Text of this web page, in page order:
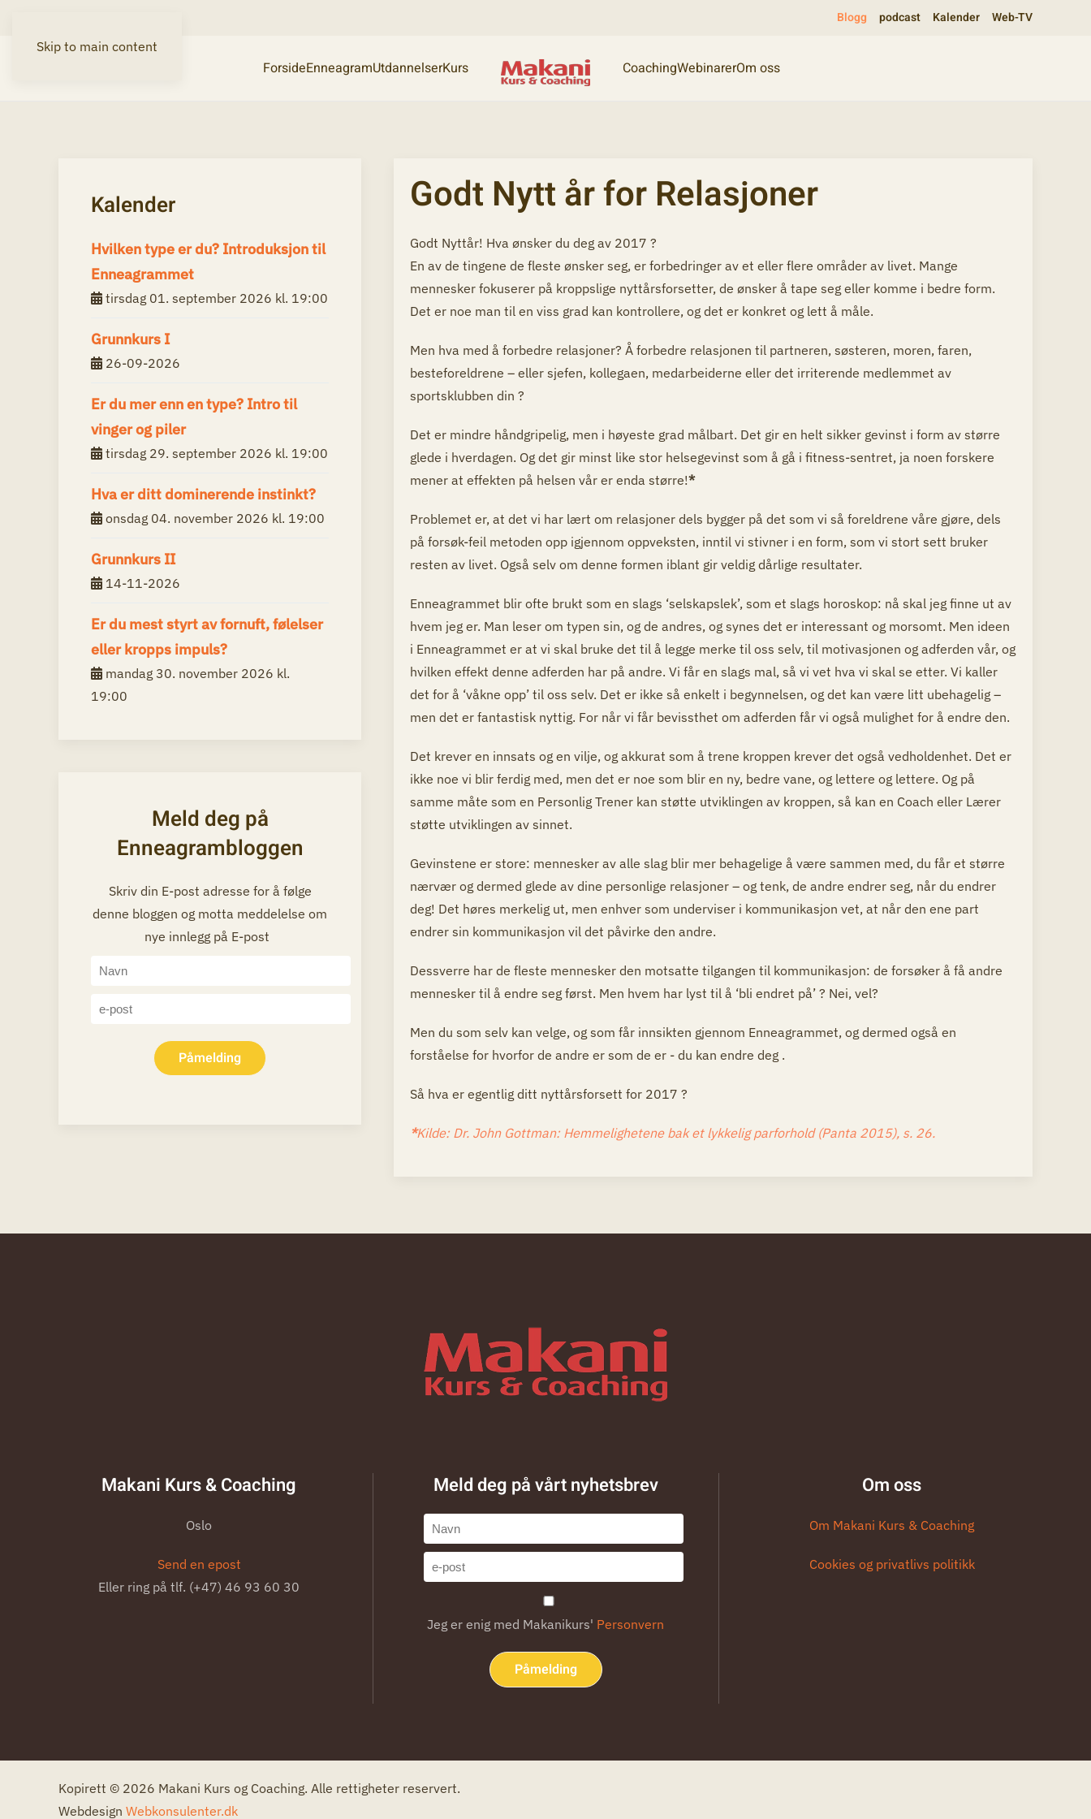
Skip to main content
Blogg podcast Kalender Web-TV
ForsideEnneagramUtdannelserKurs CoachingWebinarerOm oss
Godt Nytt år for Relasjoner
Godt Nyttår! Hva ønsker du deg av 2017 ?
En av de tingene de fleste ønsker seg, er forbedringer av et eller flere områder av livet. Mange
mennesker fokuserer på kroppslige nyttårsforsetter, de ønsker å tape seg eller komme i bedre form.
Det er noe man til en viss grad kan kontrollere, og det er konkret og lett å måle.
Men hva med å forbedre relasjoner? Å forbedre relasjonen til partneren, søsteren, moren, faren,
besteforeldrene – eller sjefen, kollegaen, medarbeiderne eller det irriterende medlemmet av
sportsklubben din ?
Det er mindre håndgripelig, men i høyeste grad målbart. Det gir en helt sikker gevinst i form av større
glede i hverdagen. Og det gir minst like stor helsegevinst som å gå i fitness-sentret, ja noen forskere
mener at effekten på helsen vår er enda større!*
Problemet er, at det vi har lært om relasjoner dels bygger på det som vi så foreldrene våre gjøre, dels
på forsøk-feil metoden opp igjennom oppveksten, inntil vi stivner i en form, som vi stort sett bruker
resten av livet. Også selv om denne formen iblant gir veldig dårlige resultater.
Enneagrammet blir ofte brukt som en slags ‘selskapslek’, som et slags horoskop: nå skal jeg finne ut av
hvem jeg er. Man leser om typen sin, og de andres, og synes det er interessant og morsomt. Men ideen
i Enneagrammet er at vi skal bruke det til å legge merke til oss selv, til motivasjonen og adferden vår, og
hvilken effekt denne adferden har på andre. Vi får en slags mal, så vi vet hva vi skal se etter. Vi kaller
det for å ‘våkne opp’ til oss selv. Det er ikke så enkelt i begynnelsen, og det kan være litt ubehagelig –
men det er fantastisk nyttig. For når vi får bevissthet om adferden får vi også mulighet for å endre den.
Det krever en innsats og en vilje, og akkurat som å trene kroppen krever det også vedholdenhet. Det er
ikke noe vi blir ferdig med, men det er noe som blir en ny, bedre vane, og lettere og lettere. Og på
samme måte som en Personlig Trener kan støtte utviklingen av kroppen, så kan en Coach eller Lærer
støtte utviklingen av sinnet.
Gevinstene er store: mennesker av alle slag blir mer behagelige å være sammen med, du får et større
nærvær og dermed glede av dine personlige relasjoner – og tenk, de andre endrer seg, når du endrer
deg! Det høres merkelig ut, men enhver som underviser i kommunikasjon vet, at når den ene part
endrer sin kommunikasjon vil det påvirke den andre.
Dessverre har de fleste mennesker den motsatte tilgangen til kommunikasjon: de forsøker å få andre
mennesker til å endre seg først. Men hvem har lyst til å ‘bli endret på’ ? Nei, vel?
Men du som selv kan velge, og som får innsikten gjennom Enneagrammet, og dermed også en
forståelse for hvorfor de andre er som de er - du kan endre deg .
Så hva er egentlig ditt nyttårsforsett for 2017 ?
*Kilde: Dr. John Gottman: Hemmelighetene bak et lykkelig parforhold (Panta 2015), s. 26.
Kalender
Hvilken type er du? Introduksjon til
Enneagrammet
tirsdag 01. september 2026 kl. 19:00
Grunnkurs I
26-09-2026
Er du mer enn en type? Intro til
vinger og piler
tirsdag 29. september 2026 kl. 19:00
Hva er ditt dominerende instinkt?
onsdag 04. november 2026 kl. 19:00
Grunnkurs II
14-11-2026
Er du mest styrt av fornuft, følelser
eller kropps impuls?
mandag 30. november 2026 kl.
19:00
Meld deg på
Enneagrambloggen
Skriv din E-post adresse for å følge
denne bloggen og motta meddelelse om
nye innlegg på E-post
Påmelding
Makani Kurs & Coaching
Oslo
Send en epost
Eller ring på tlf. (+47) 46 93 60 30
Meld deg på vårt nyhetsbrev
Jeg er enig med Makanikurs' Personvern
Påmelding
Om oss
Om Makani Kurs & Coaching
Cookies og privatlivs politikk
Kopirett © 2026 Makani Kurs og Coaching. Alle rettigheter reservert.
Webdesign Webkonsulenter.dk